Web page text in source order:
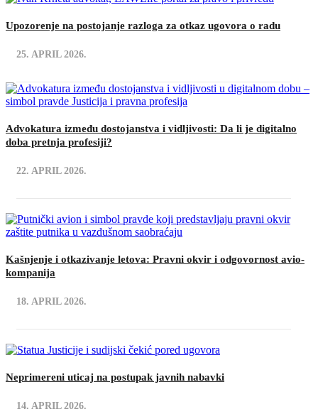
Upozorenje na postojanje razloga za otkaz ugovora o radu
25. APRIL 2026.
Advokatura između dostojanstva i vidljivosti: Da li je digitalno
doba pretnja profesiji?
22. APRIL 2026.
Kašnjenje i otkazivanje letova: Pravni okvir i odgovornost avio-
kompanija
18. APRIL 2026.
Neprimereni uticaj na postupak javnih nabavki
14. APRIL 2026.